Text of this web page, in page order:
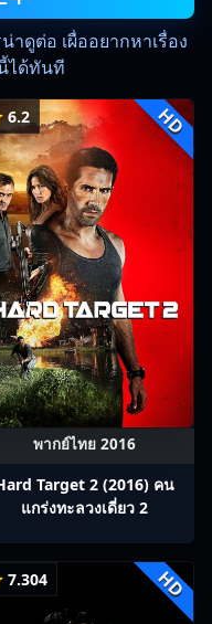
าดูต่อ เผื่ออยากหาเรื่อง
ได้ทันที
6.2 HD
พากย์ไทย 2016
Target 2 (2016) คน
แกร่งทะลวงเดี่ยว 2
7.304 HD